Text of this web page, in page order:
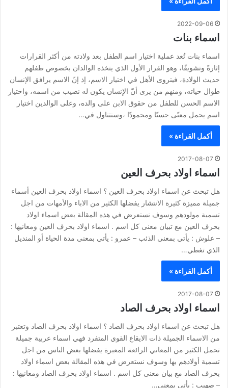
2022-09-06
اسماء بنات
اسماء بنات تُعد عملية اختيار اسم الطفل بعد ولادته من أكثر القرارات
إثارةً وتشويقًا، وهو القرار الأول الذي يتخذه الوالدان بخصوص طفلهم
حديث الولادة، فيتروى الأهل في اختيار الاسم، إذ إنّ الاسم يرافق الإنسان
طوال حياته، ومنهم من يرى أنّ الإنسان يكون له نصيب من اسمه، واختيار
الاسم الحسن للطفل من حقوق الابن على والده، وعلى الوالدين اختيار
اسم يحمل معنًى حسنًا ومحمودًا ،وسنتناول في…
أكمل القراءة »
2017-08-07
اسماء اولاد بحرف العين
هل تبحث عن اسماء اولاد بحرف العين ؟ اسماء اولاد بحرف العين أسماء
جميلة مميزة كثيرة الانتشار يفضلها الكثير من الاباء والأمهات من اجل
تسمية مولودهم وسوف نستعرض في هذه المقالة بعض اسماء اولاد
بحرف العين مع تبيان معنى كل اسم . اسماء اولاد بحرف العين ومعانيها :
– علوش : يأتي بمعنى الذئب – عمرو : يأتي بمعنى مدة الحياة أو المنديل
الذي تغطي…
أكمل القراءة »
2017-08-07
اسماء اولاد بحرف الصاد
هل تبحث عن اسماء اولاد بحرف الصاد ؟ اسماء اولاد بحرف الصاد وتعتبر
من الاسماء الجميلة ذات الايقاع القوي المتفرد فهي اسماء عربية جميلة
تحمل الكثير من المعاني الرائعة المعبرة يفضلها بعض الناس من اجل
تسمية أولادهم بها وسوف نستعرض في هذه المقالة بعض اسماء اولاد
بحرف الصاد مع بيان معنى كل اسم . اسماء اولاد بحرف الصاد ومعانيها :
– صهيب : يأتي بمعنى…